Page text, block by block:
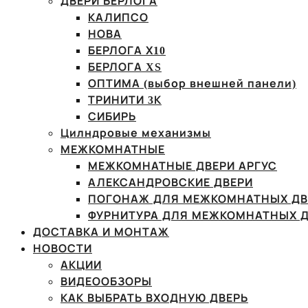
КАЛИПСО
НОВА
БЕРЛОГА Х10
БЕРЛОГА XS
ОПТИМА (выбор внешней панели)
ТРИНИТИ 3К
СИБИРЬ
Цилндровые механизмы
МЕЖКОМНАТНЫЕ
МЕЖКОМНАТНЫЕ ДВЕРИ АРГУС
АЛЕКСАНДРОВСКИЕ ДВЕРИ
ПОГОНАЖ ДЛЯ МЕЖКОМНАТНЫХ
ФУРНИТУРА ДЛЯ МЕЖКОМНАТНЫХ
ДОСТАВКА И МОНТАЖ
НОВОСТИ
АКЦИИ
ВИДЕООБЗОРЫ
КАК ВЫБРАТЬ ВХОДНУЮ ДВЕРЬ